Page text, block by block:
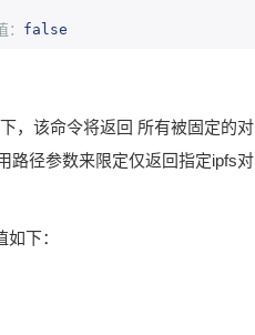
false
，该命令将返回 所有被固定的
径参数来限定仅返回指定ipfs
下：